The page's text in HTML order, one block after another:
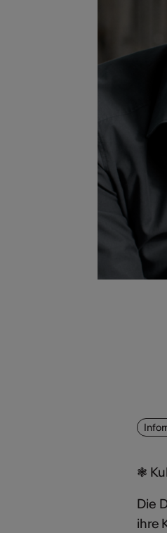
❃
Die
ihre